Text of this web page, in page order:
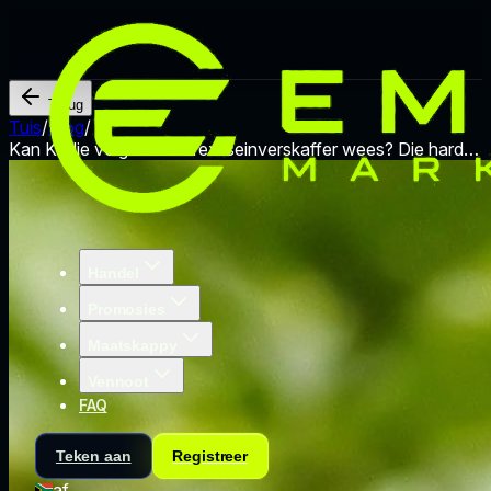
FAQ
Teken aan Registreer
Terug
Tuis/Blog/
Kan KI die volgende Forex-seinverskaffer wees? Die harde
waarheid in 2025.